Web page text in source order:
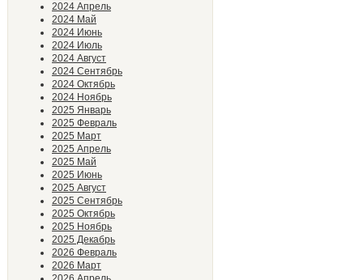
2024 Апрель
2024 Май
2024 Июнь
2024 Июль
2024 Август
2024 Сентябрь
2024 Октябрь
2024 Ноябрь
2025 Январь
2025 Февраль
2025 Март
2025 Апрель
2025 Май
2025 Июнь
2025 Август
2025 Сентябрь
2025 Октябрь
2025 Ноябрь
2025 Декабрь
2026 Февраль
2026 Март